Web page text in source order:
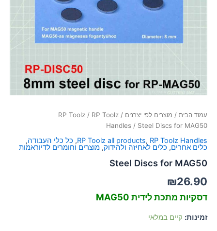
סמן קישורים
לאפס
את
cached
עמוד הבית / מוצרים לפי יצרנים /
RP Toolz / RP Toolz
Handles / Steel Discs for MAG50
RP Toolz all products, RP Toolz Handles
, כל כלי העבודה,
כלים אחרים, כלים לאחיזה ולהידוק, מוצרים וחומרים לדיוראמות
Steel Discs for MAG50
₪26.90
דסקיות מתכת לידית MAG50
זמינות: קיים במלאי